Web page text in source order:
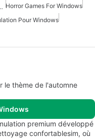
Pour Windows Horror Games For Windows
Pour Windows
le thème de l'automne
premium développé
confortablesim, où